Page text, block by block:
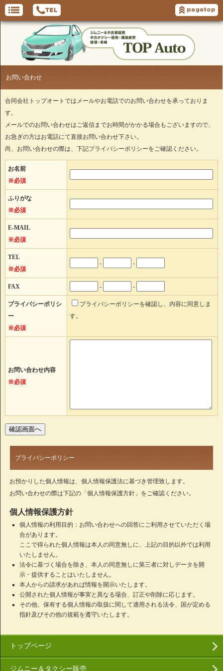
お問い合わせ
合同会社トップオートではメールやお電話でのお問い合わせを承っておりま
す。
メールでのお問い合わせはご返信までお時間がかかる場合もございますので、
お急ぎの方はお電話にて直接お問い合わせ下さい。
尚、お問い合わせの際は、下記プライバシーポリシーをご確認ください。
お名前
※必須
ふりがな
※必須
E-MAIL
※必須
TEL
※必須
- -
FAX - -
プライバシーポリシ
ー
※必須
プライバシーポリシーを確認し、内容に同意しま
す。
お問い合わせ内容
※必須
プライバシーポリシー
お預かりした個人情報は、個人情報保護法に基づき管理致します。
お問い合わせの際は下記の「個人情報保護方針」をご確認ください。
個人情報保護方針
個人情報の利用目的：お問い合わせへの回答にご利用させていただく場
合があります。
ここで得られた個人情報は本人の同意無しに、上記の目的以外では利用
いたしません。
法令に基づく場合を除き、本人の同意無しに第三者に対しデータを開
示・提供することはいたしません。
本人からの請求があれば情報を開示いたします。
公開された個人情報が事実と異なる場合、訂正や削除に応じます。
その他、保有する個人情報の取扱に関して適用される法令、国が定める
指針及びその他の規範を遵守いたします。
トップページ
ジムニー＆タクシー販売